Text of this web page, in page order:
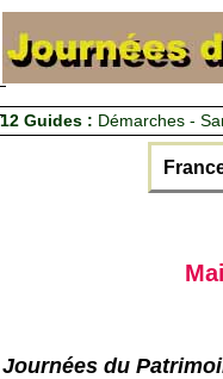
12 Guides : Démarches -
Journées du